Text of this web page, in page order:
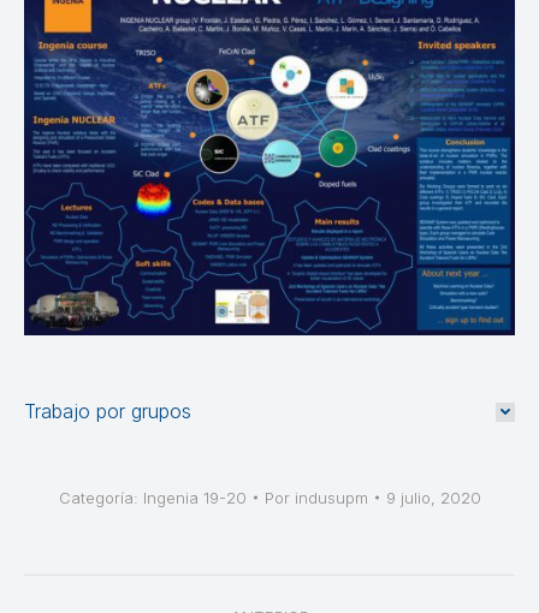
Trabajo por grupos
Categoría: Ingenia 19-20 Por indusupm 9 julio, 2020
Navegación